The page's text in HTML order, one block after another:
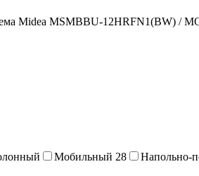
Midea MSMBBU-12HRFN1(BW) /
Мобильный 28 Напольно-